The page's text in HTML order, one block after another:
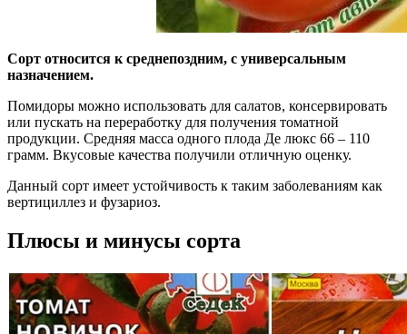
Сорт относится к среднепоздним, с универсальным
назначением.
Помидоры можно использовать для салатов, консервировать
или пускать на переработку для получения томатной
продукции. Средняя масса одного плода Де люкс 66 – 110
грамм. Вкусовые качества получили отличную оценку.
Данный сорт имеет устойчивость к таким заболеваниям как
вертициллез и фузариоз.
Плюсы и минусы сорта